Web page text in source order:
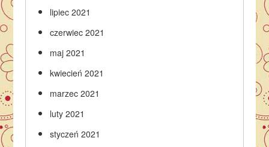
lipiec 2021
czerwiec 2021
maj 2021
kwiecień 2021
marzec 2021
luty 2021
styczeń 2021